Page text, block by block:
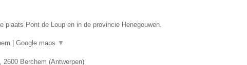
plaats Pont de Loup en in de provincie Henegouwen.
Google maps ▼
2600 Berchem (Antwerpen)